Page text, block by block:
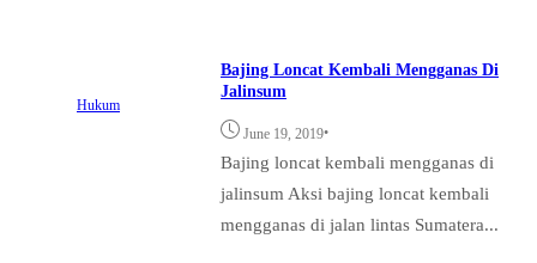
Hukum
Bajing Loncat Kembali Mengganas Di
Jalinsum
June 19, 2019•
Bajing loncat kembali mengganas di
jalinsum Aksi bajing loncat kembali
mengganas di jalan lintas Sumatera...